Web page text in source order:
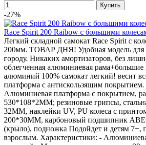
-27%
Race Spirit 200 Raibow с большими
Легкий складной самокат Race Spirit с
200мм. ТОВАР ДНЯ! Удобная модель для
городу. Никаких амортизаторов, без
облегченная алюминиевая рама+большие
алюминий 100% самокат легкий! весит
платформа с антискользящим покрытием.
Алюминиевая платформа с покрытием,
530*108*2MM; резиновые грипсы,
32MM, наклейки UV, PU колеса с
200*30MM, карбоновый подшипник
(крыло), подножка Подойдет и детям 7+,
взрослым. Характеристики: -